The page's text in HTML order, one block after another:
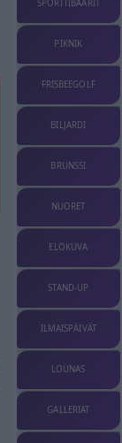
SPORTTIBAARIT
PIKNIK
FRISBEEGOLF
BILJARDI
BRUNSSI
NUORET
ELOKUVA
STAND-UP
ILMAISPÄIVÄT
LOUNAS
GALLERIAT